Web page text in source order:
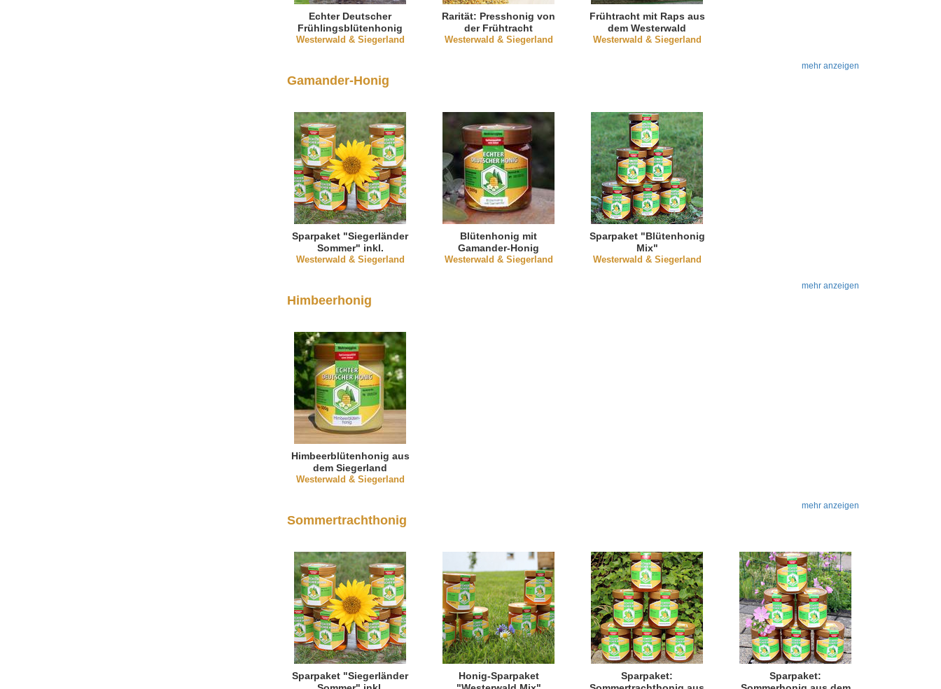
Echter Deutscher
Frühlingsblütenhonig
aus dem Westerwald
Westerwald & Siegerland
Rarität: Presshonig von
der Frühtracht
Westerwald & Siegerland
Frühtracht mit Raps aus
dem Westerwald
Westerwald & Siegerland
mehr anzeigen
Gamander-Honig
Sparpaket "Siegerländer
Sommer" inkl.
Blütenhonig mit
Westerwald & Siegerland
Blütenhonig mit
Gamander-Honig
Westerwald & Siegerland
Sparpaket "Blütenhonig
Mix"
Westerwald & Siegerland
mehr anzeigen
Himbeerhonig
Himbeerblütenhonig aus
dem Siegerland
Westerwald & Siegerland
mehr anzeigen
Sommertrachthonig
Sparpaket "Siegerländer
Honig-Sparpaket
Sparpaket:
Sparpaket: